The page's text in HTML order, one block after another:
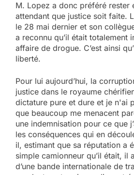
M. Lopez a donc préféré rester
attendant que justice soit faite.
le 28 mai dernier et son
a reconnu qu’il était totalement
affaire de drogue. C’est ainsi
liberté.
Pour lui aujourd’hui, la
justice dans le royaume
dictature pure et dure et je n'ai
que beaucoup me menacent
une indemnisation pour ce que
les conséquences qui en
il, estimant que sa réputation a
simple camionneur qu’il était, il
d’une bande internationale de